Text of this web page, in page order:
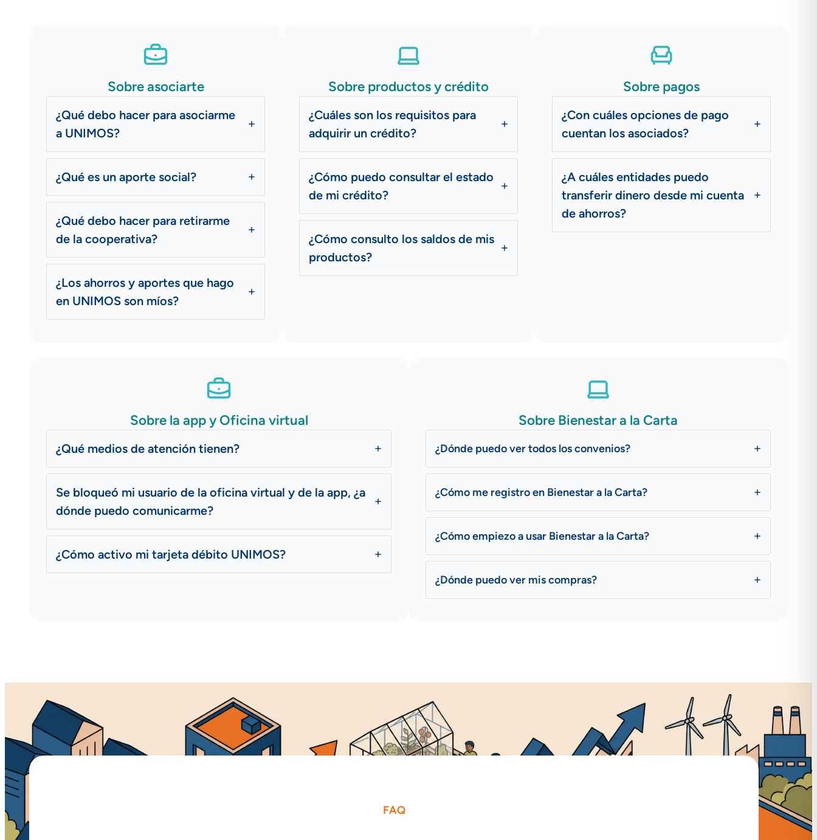
Sobre asociarte
¿Qué debo hacer para asociarme
a UNIMOS?
¿Qué es un aporte social?
¿Qué debo hacer para retirarme
de la cooperativa?
¿Los ahorros y aportes que hago
en UNIMOS son míos?
Sobre productos y crédito
¿Cuáles son los requisitos para
adquirir un crédito?
¿Cómo puedo consultar el estado
de mi crédito?
¿Cómo consulto los saldos de mis
productos?
Sobre pagos
¿Con cuáles opciones de pago
cuentan los asociados?
¿A cuáles entidades puedo
transferir dinero desde mi cuenta
de ahorros?
Sobre la app y Oficina virtual
¿Qué medios de atención tienen?
Se bloqueó mi usuario de la oficina virtual y de la app, ¿a
dónde puedo comunicarme?
¿Cómo activo mi tarjeta débito UNIMOS?
Sobre Bienestar a la Carta
¿Dónde puedo ver todos los convenios?
¿Cómo me registro en Bienestar a la Carta?
¿Cómo empiezo a usar Bienestar a la Carta?
¿Dónde puedo ver mis compras?
FAQ